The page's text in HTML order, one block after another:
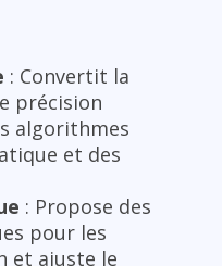
: Convertit la
précision
algorithmes
et des
: Propose des
pour les
et ajuste le